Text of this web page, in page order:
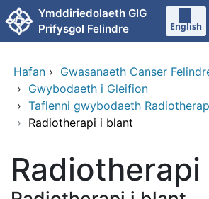
Neidio i'r prif gynnwy
Ymddiriedolaeth GIG
Prifysgol Felindre
English
Hafan › Gwasanaeth Canser
› Gwybodaeth i Gleifion
› Taflenni gwybodaeth
› Radiotherapi i blant